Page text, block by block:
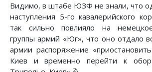
Видимо, в штабе ЮЗФ не знали, что
наступления 5-го кавалерийского
так сильно повлияло на
группы армий «Юг», что оно отдало
армии распоряже­ние
Киев и временно перейти к
2